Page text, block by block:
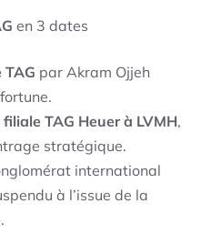
en 3 dates
TAG par Akram Ojjeh
TAG Heuer à LVMH,
stratégique.
international
à l’issue de la
.